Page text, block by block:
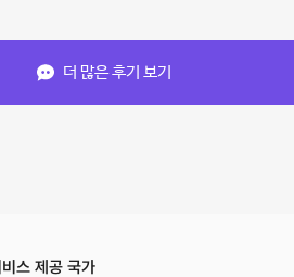
더 많은 후기 보기
스 제공 국가